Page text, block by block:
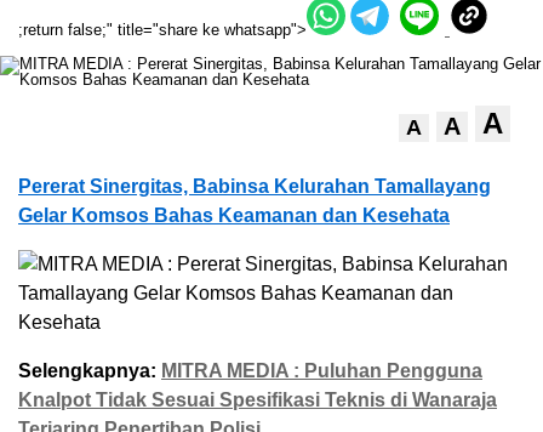
;return false;" title="share ke whatsapp">
A A A
Pererat Sinergitas, Babinsa Kelurahan Tamallayang
Gelar Komsos Bahas Keamanan dan Kesehata
Selengkapnya: MITRA MEDIA : Puluhan Pengguna
Knalpot Tidak Sesuai Spesifikasi Teknis di Wanaraja